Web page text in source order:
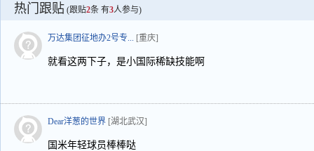
热门跟贴 (跟贴2条 有3人参与)
万达集团征地办2号专... [重庆]
就看这两下子，是小国际稀缺技能啊
Dear洋葱的世界 [湖北武汉]
国米年轻球员棒棒哒